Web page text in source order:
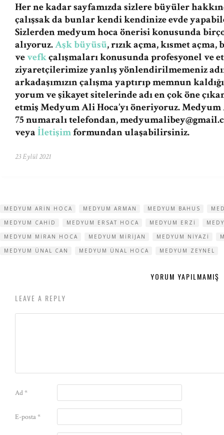
Her ne kadar sayfamızda sizlere büyüler
çalışsak da bunlar kendi kendinize evde
Sizlerden medyum hoca önerisi konusunda
alıyoruz.Aşk büyüsü, rızık açma, kısmet açma,
vevefkçalışmaları konusunda profesyonel ve
ziyaretçilerimize yanlış yönlendirilmemeniz
arkadaşımızın çalışma yaptırıp memnun
yorum ve şikayet sitelerinde adı en çok öne
etmiş Medyum Ali Hoca’yı öneriyoruz. Medyum
75 numaralı telefondan,
veyaİletişimformundan ulaşabilirsiniz.
23 Eylül 2021
MEDYUM ARIN HOCA MEDYUM ARMAN MEDYUM BAHUS
MEDYUM CAHID
MEDYUM ERSAT HOCA MEDYUM ERZI
MEDYUM MIRAN HOCA
MEDYUM MIRIJAN MEDYUM NIYAZI
MEDYUM ÜNAL CAN
MEDYUM ÜNAL HOCA MEDYUM ZEYNEL
YORUM YAPILMAMIŞ
LEAVE A REPLY
Ad*
E-posta*